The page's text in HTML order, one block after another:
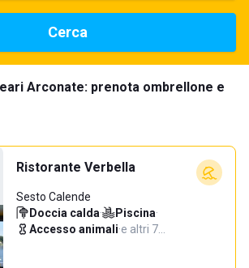
Cerca
Arconate: prenota ombrellone e
Ristorante Verbella
Sesto Calende
Doccia calda· Piscina·
Accesso animali·e altri 7…